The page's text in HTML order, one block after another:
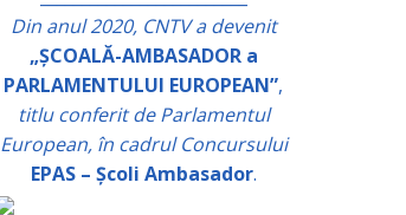
Din anul 2020, CNTV a devenit
„ȘCOALĂ-AMBASADOR a
PARLAMENTULUI EUROPEAN”,
titlu conferit de Parlamentul
European, în cadrul Concursului
EPAS – Școli Ambasador.